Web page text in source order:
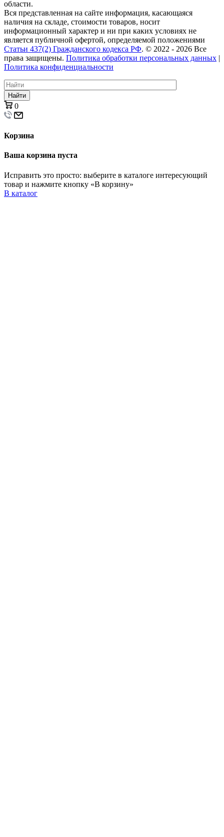
области.
Вся представленная на сайте информация, касающаяся
наличия на складе, стоимости товаров, носит
информационный характер и ни при каких условиях не
является публичной офертой, определяемой положениями
Статьи 437(2) Гражданского кодекса РФ. © 2022 - 2026 Все
права защищены. Политика обработки персональных данных |
Политика конфиденциальности
Найти
0
Корзина
Ваша корзина пуста
Исправить это просто: выберите в каталоге интересующий
товар и нажмите кнопку «В корзину»
В каталог